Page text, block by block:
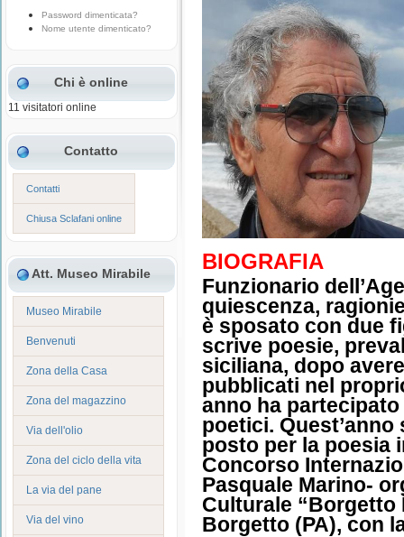
Password dimenticata?
Nome utente dimenticato?
Chi è online
11 visitatori online
Contatto
Contatti
Chiusa Sclafani online
Att. Museo Mirabile
Museo Mirabile
Benvenuti
Zona della Casa
Zona del magazzino
Via dell'olio
Zona del ciclo della vita
La via del pane
Via del vino
BIOGRAFIA
Funzionario
quiescenza,
è sposato con due
scrive poesie,
siciliana, dopo
pubblicati nel
anno ha
poetici.
posto per la poesia
Concorso
Pasquale Marino-
Culturale “Borgetto
Borgetto (PA), con